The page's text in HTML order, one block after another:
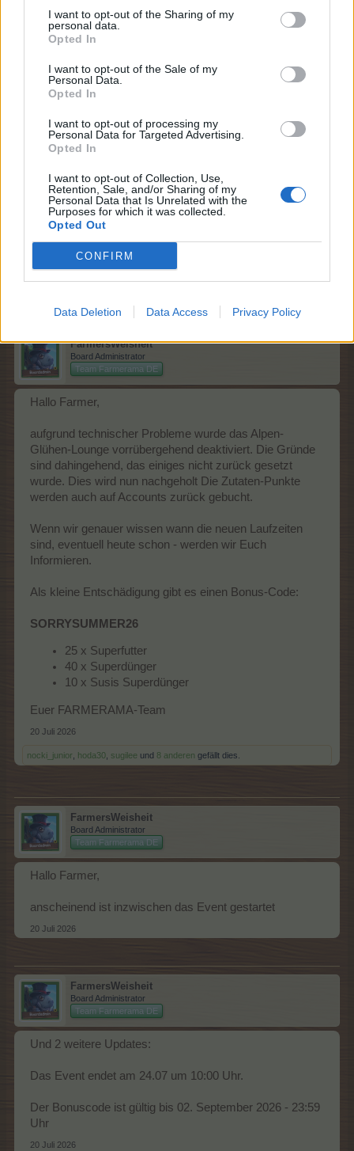
I want to opt-out of the Sharing of my
personal data.
Opted In
I want to opt-out of the Sale of my
Personal Data.
Opted In
I want to opt-out of processing my
Personal Data for Targeted Advertising.
Opted In
I want to opt-out of Collection, Use,
Retention, Sale, and/or Sharing of my
Personal Data that Is Unrelated with the
Purposes for which it was collected.
Opted Out
CONFIRM
Data Deletion Data Access Privacy Policy
Discount
Day
Juli 2026 um
10:00 Uhr
22:00 Uhr
Tage
Juli 2026 um
Juli 2026 um
22:00 Uhr
Parfüm
DeLuxe
Juli 2026 um
10:00 Uhr
Juli 2026 um
Superfutter-
Verkauf
Juli 2026 um
10:00 Uhr
Juli 2026 um
22:00 Uhr
DJAdonis,kicki1946,ksabr3und4 anderengefällt dies.
FarmersWeisheit
Board Administrator
Team Farmerama DE
Hallo Farmer,
aufgrund technischer Probleme wurde das Alpen-
Glühen-Lounge vorrübergehend deaktiviert. Die Gründe
sind dahingehend, das einiges nicht zurück gesetzt
wurde. Dies wird nun nachgeholt Die Zutaten-Punkte
werden auch auf Accounts zurück gebucht.
Wenn wir genauer wissen wann die neuen Laufzeiten
sind, eventuell heute schon - werden wir Euch
Informieren.
Als kleine Entschädigung gibt es einen Bonus-Code:
SORRYSUMMER26
25 x Superfutter
40 x Superdünger
10 x Susis Superdünger
Euer FARMERAMA-Team
20 Juli 2026
nocki_junior hoda30 sugilee und 8 anderen gefällt dies.
FarmersWeisheit
Board Administrator
Team Farmerama DE
Hallo Farmer,
anscheinend ist inzwischen das Event gestartet
20 Juli 2026
FarmersWeisheit
Board Administrator
Team Farmerama DE
Und 2 weitere Updates:
Das Event endet am 24.07 um 10:00 Uhr.
Der Bonuscode ist gültig bis 02. September 2026 - 23:59
Uhr
20 Juli 2026